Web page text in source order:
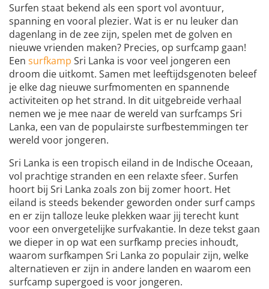
Surfen staat bekend als een sport vol avontuur,
spanning en vooral plezier. Wat is er nu leuker dan
dagenlang in de zee zijn, spelen met de golven en
nieuwe vrienden maken? Precies, op surfcamp gaan!
Een surfkamp Sri Lanka is voor veel jongeren een
droom die uitkomt. Samen met leeftijdsgenoten beleef
je elke dag nieuwe surfmomenten en spannende
activiteiten op het strand. In dit uitgebreide verhaal
nemen we je mee naar de wereld van surfcamps Sri
Lanka, een van de populairste surfbestemmingen ter
wereld voor jongeren.
Sri Lanka is een tropisch eiland in de Indische Oceaan,
vol prachtige stranden en een relaxte sfeer. Surfen
hoort bij Sri Lanka zoals zon bij zomer hoort. Het
eiland is steeds bekender geworden onder surf camps
en er zijn talloze leuke plekken waar jij terecht kunt
voor een onvergetelijke surfvakantie. In deze tekst gaan
we dieper in op wat een surfkamp precies inhoudt,
waarom surfkampen Sri Lanka zo populair zijn, welke
alternatieven er zijn in andere landen en waarom een
surfcamp supergoed is voor jongeren.